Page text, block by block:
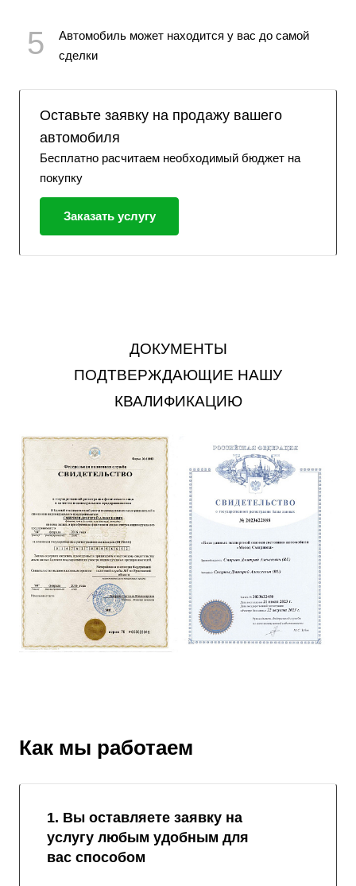
Автомобиль может находится у вас до самой
сделки
Оставьте заявку на продажу вашего
автомобиля
Бесплатно расчитаем необходимый бюджет на
покупку
Заказать услугу
ДОКУМЕНТЫ
ПОДТВЕРЖДАЮЩИЕ НАШУ
КВАЛИФИКАЦИЮ
Как мы работаем
1. Вы оставляете заявку на
услугу любым удобным для
вас способом